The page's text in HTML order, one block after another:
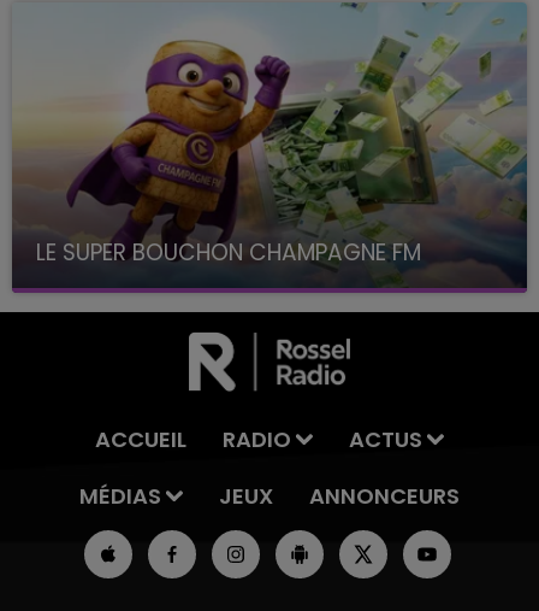
LE SUPER BOUCHON CHAMPAGNE FM
avec La Famille Champagne FM, à 8H10
ACCUEIL RADIO
ACTUS
MÉDIAS
JEUX ANNONCEURS